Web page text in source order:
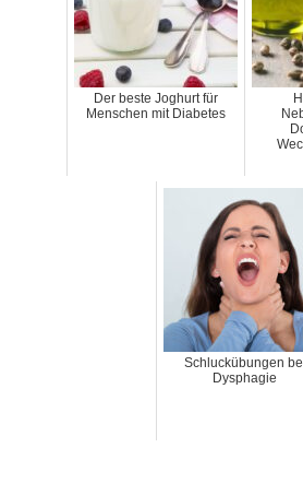
Der beste Joghurt für
Menschen mit Diabetes
Schluckübungen
Dysphagie